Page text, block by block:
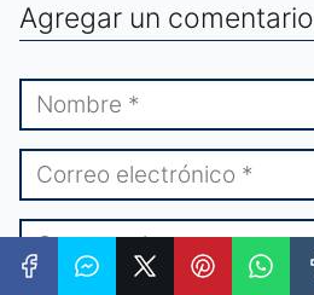
Agregar un comentario